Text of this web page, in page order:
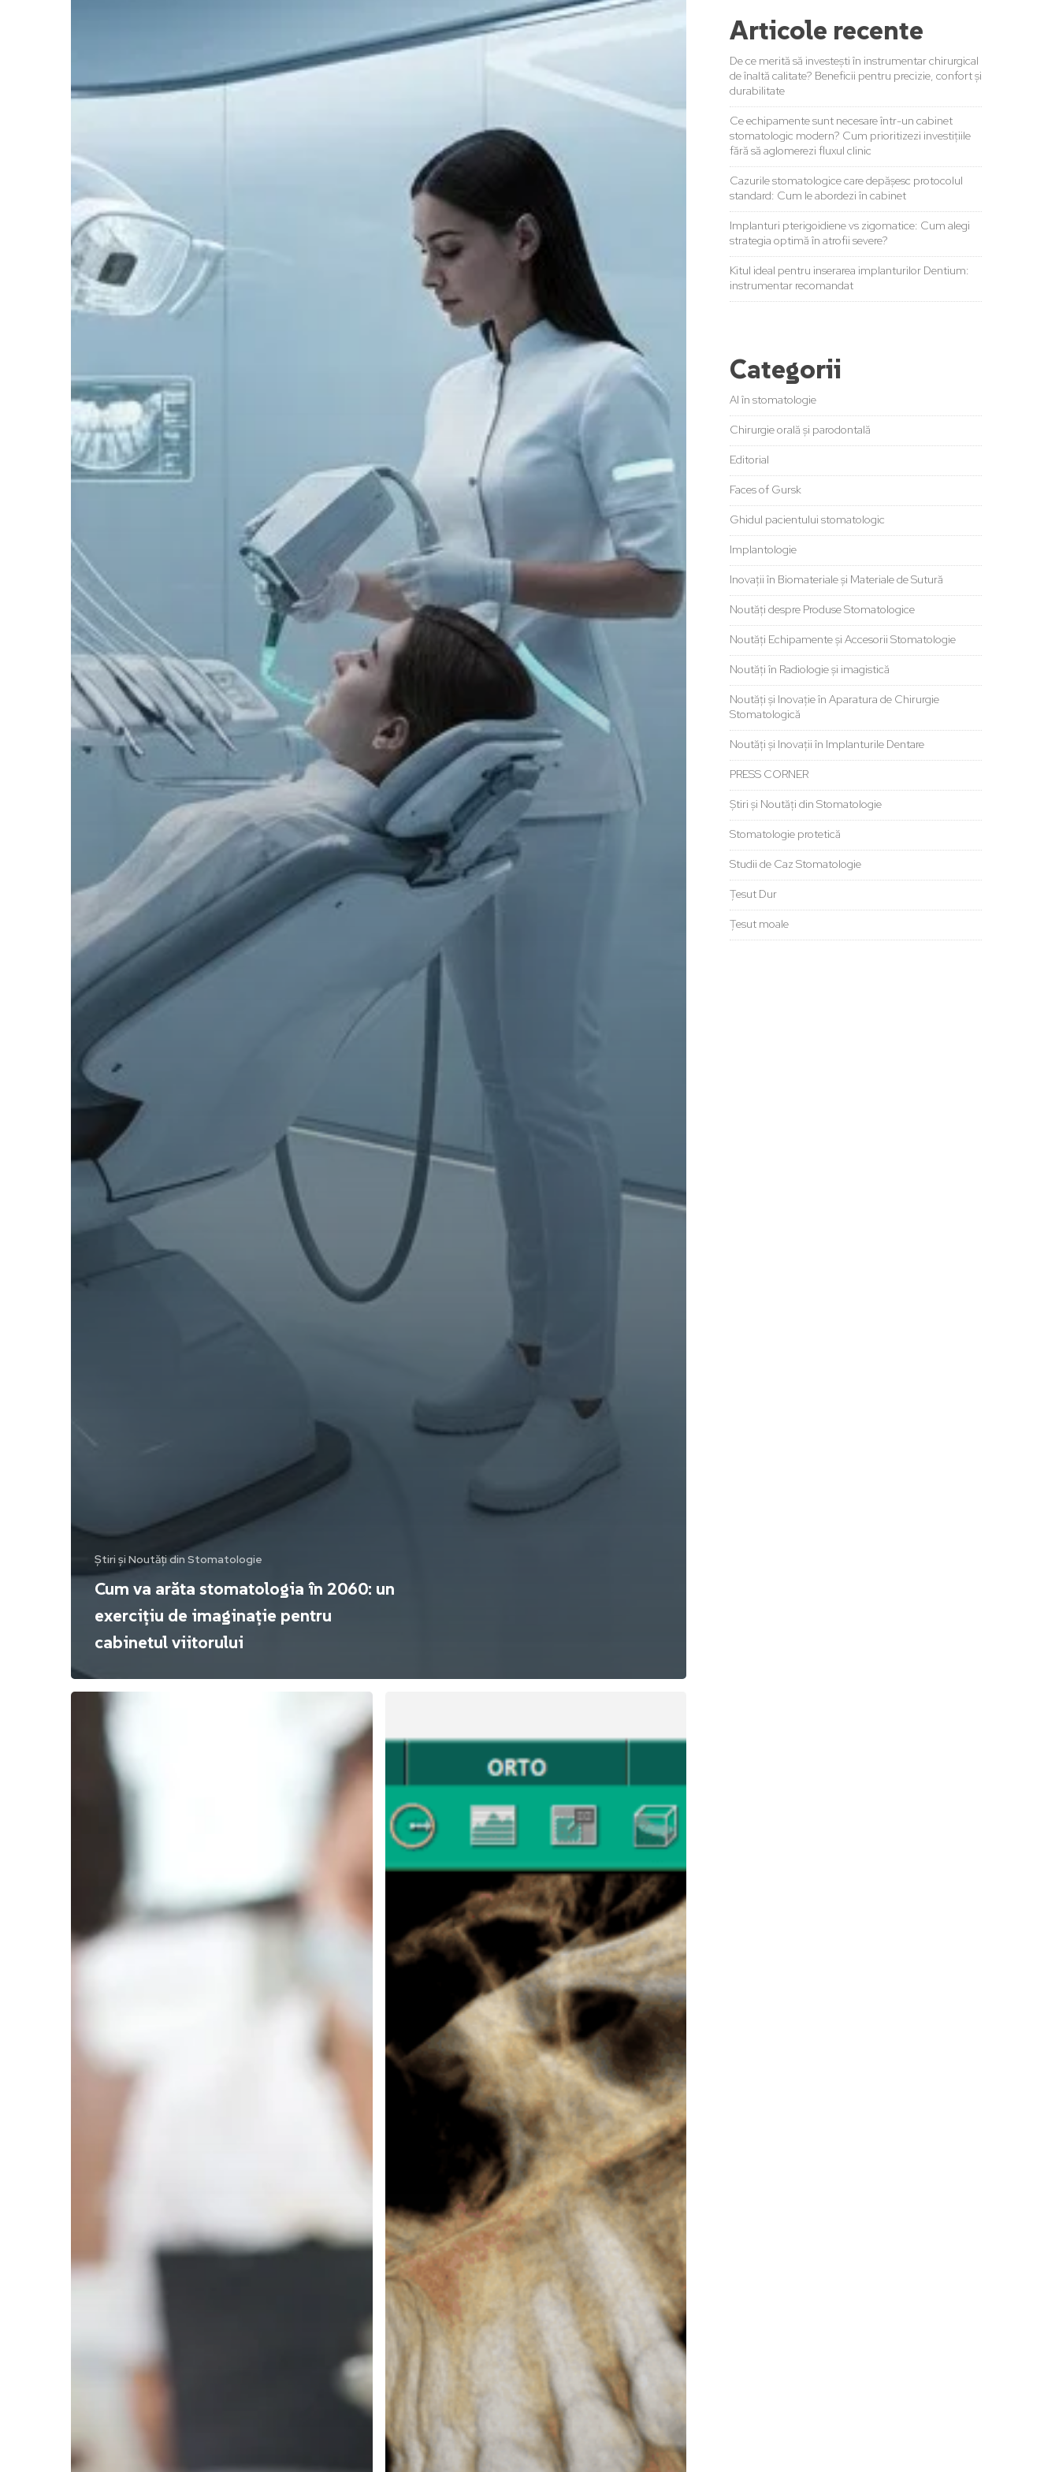
Hit enter to search or ESC to close
Știri și Noutăți din Stomatologie
Cum va arăta stomatologia în 2060: un
exercițiu de imaginație pentru
cabinetul viitorului
Articole recente
De ce merită să investești în instrumentar chirurgical
de înaltă calitate? Beneficii pentru precizie, confort și
durabilitate
Ce echipamente sunt necesare într-un cabinet
stomatologic modern? Cum prioritizezi investițiile
fără să aglomerezi fluxul clinic
Cazurile stomatologice care depășesc protocolul
standard: Cum le abordezi în cabinet
Implanturi pterigoidiene vs zigomatice: Cum alegi
strategia optimă în atrofii severe?
Kitul ideal pentru inserarea implanturilor Dentium:
instrumentar recomandat
Categorii
AI în stomatologie
Chirurgie orală și parodontală
Editorial
Faces of Gursk
Ghidul pacientului stomatologic
Implantologie
Inovații în Biomateriale și Materiale de Sutură
Noutăți despre Produse Stomatologice
Noutăți Echipamente și Accesorii Stomatologie
Noutăți în Radiologie și imagistică
Noutăți și Inovație în Aparatura de Chirurgie
Stomatologică
Noutăți și Inovații în Implanturile Dentare
PRESS CORNER
Știri și Noutăți din Stomatologie
Stomatologie protetică
Studii de Caz Stomatologie
Țesut Dur
Țesut moale